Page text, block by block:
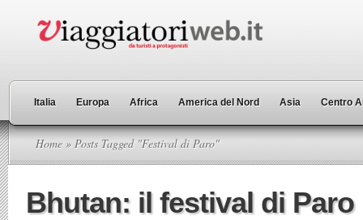
Italia Europa Africa America del Nord Asia Centro
Home » Posts Tagged "Festival di Paro"
Bhutan: il festival di Paro